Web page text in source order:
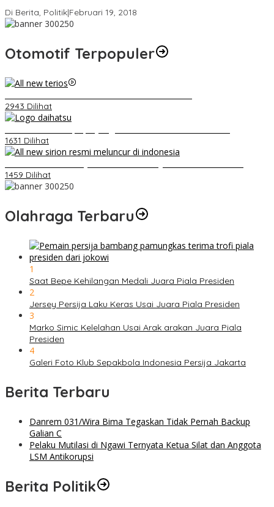
Di Berita, Politik|Februari 19, 2018
Otomotif Terpopuler
2943 Dilihat
1631 Dilihat
1459 Dilihat
Olahraga Terbaru
1
Saat Bepe Kehilangan Medali Juara Piala Presiden
2
Jersey Persija Laku Keras Usai Juara Piala Presiden
3
Marko Simic Kelelahan Usai Arak arakan Juara Piala
Presiden
4
Galeri Foto Klub Sepakbola Indonesia Persija Jakarta
Berita Terbaru
Danrem 031/Wira Bima Tegaskan Tidak Pernah Backup
Galian C
Pelaku Mutilasi di Ngawi Ternyata Ketua Silat dan Anggota
LSM Antikorupsi
Berita Politik